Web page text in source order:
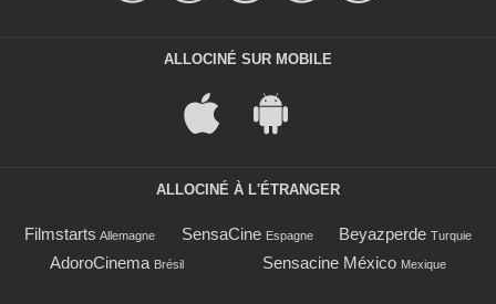
ALLOCINÉ SUR MOBILE
ALLOCINÉ À L'ÉTRANGER
Filmstarts Allemagne SensaCine Espagne Beyazperde Turquie
AdoroCinema Brésil Sensacine México Mexique